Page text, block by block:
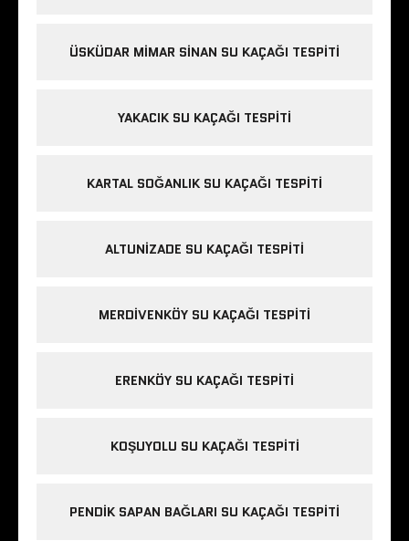
ÜSKÜDAR MIMAR SINAN SU KAÇAĞI TESPITI
YAKACIK SU KAÇAĞI TESPITI
KARTAL SOĞANLIK SU KAÇAĞI TESPITI
ALTUNIZADE SU KAÇAĞI TESPITI
MERDIVENKÖY SU KAÇAĞI TESPITI
ERENKÖY SU KAÇAĞI TESPITI
KOŞUYOLU SU KAÇAĞI TESPITI
PENDIK SAPAN BAĞLARI SU KAÇAĞI TESPITI